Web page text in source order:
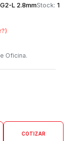
L 2.8mmStock: 1
Oficina.
COTIZAR